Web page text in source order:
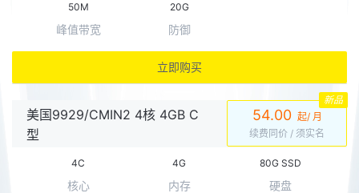
50M
峰值带宽
20G
防御
立即购买
美国9929/CMIN2 4核 4GB C
型
4C
核心
4G
内存
80G SSD
硬盘
54.00 起/ 月
续费同价 / 须实名
新品